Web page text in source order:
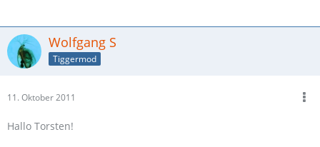
Wolfgang S
Tiggermod
11. Oktober 2011
Hallo Torsten!